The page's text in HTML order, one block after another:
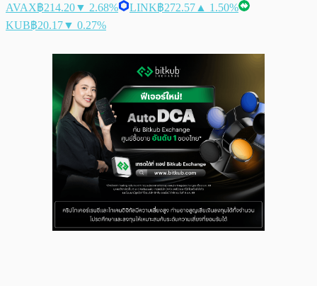
AVAX฿214.20▼ 2.68% LINK฿272.57 ▲ 1.50%
KUB฿20.17▼ 0.27%